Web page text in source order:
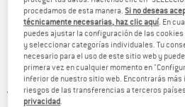
Vistas detalladas
procedamos de esta manera.Si no deseas
técnicamente necesarias, haz clic aquí. En
puedes ajustar la configuración de las cookies
y seleccionar categorías individuales. Tu
necesario para el uso de este sitio web y
primera vez en cualquier momento en
inferior de nuestro sitio web. Encontrarás
riesgos de las transferencias a terceros
privacidad